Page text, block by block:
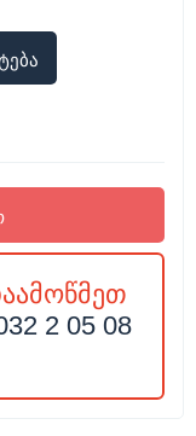
2 05 08